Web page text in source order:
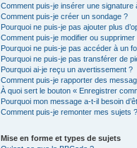
Comment puis-je insérer une signature
Comment puis-je créer un sondage ?
Pourquoi ne puis-je pas ajouter plus
Comment puis-je modifier ou
Pourquoi ne puis-je pas accéder à un
Pourquoi ne puis-je pas transférer de
Pourquoi ai-je reçu un avertissement ?
Comment puis-je rapporter des
À quoi sert le bouton « Enregistrer
Pourquoi mon message a-t-il besoin
Comment puis-je remonter mes sujets ?
Mise en forme et types de sujets